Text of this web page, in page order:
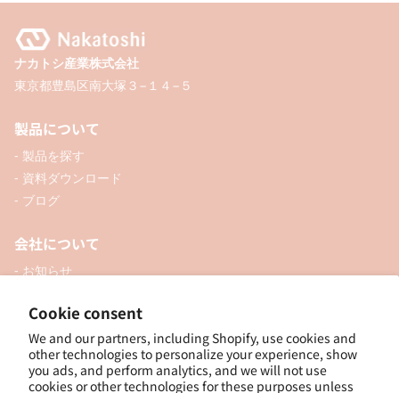
Cookie consent
We and our partners, including Shopify, use cookies and
other technologies to personalize your experience, show
you ads, and perform analytics, and we will not use
cookies or other technologies for these purposes unless
ナカトシ産業株式会社
東京都豊島区南大塚３−１４−５
製品について
- 製品を探す
- 資料ダウンロード
- ブログ
会社について
- お知らせ
- 口座開設
- お問い合わせ
ソーシャル